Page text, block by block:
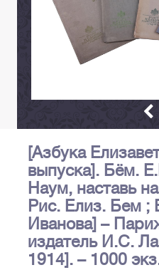
[Азбука
выпуска]. Бём.
Наум, наставь
Рис. Елиз. Бем ;
Иванова] –
издатель И.С.
1914]. – 1000